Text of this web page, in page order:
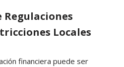
Locales
financiera puede ser